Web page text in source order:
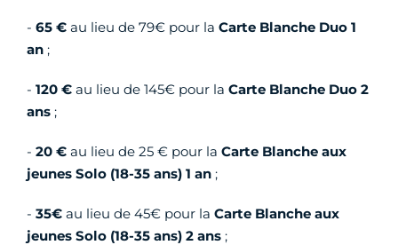
- 65 € au lieu de 79€ pour la Carte Blanche Duo 1
an ;
- 120 € au lieu de 145€ pour la Carte Blanche Duo 2
ans ;
- 20 € au lieu de 25 € pour la Carte Blanche aux
jeunes Solo (18-35 ans) 1 an ;
- 35€ au lieu de 45€ pour la Carte Blanche aux
jeunes Solo (18-35 ans) 2 ans ;